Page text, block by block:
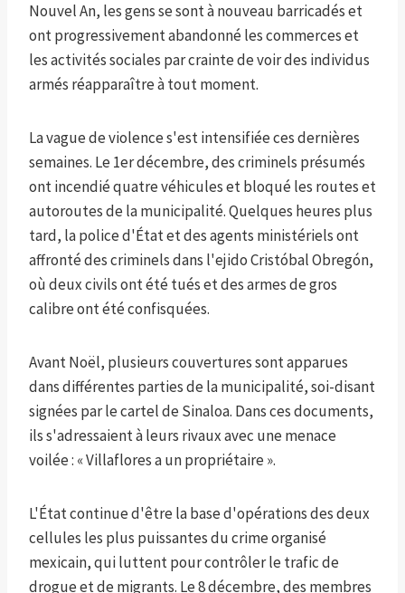
Nouvel An, les gens se sont à nouveau barricadés et
ont progressivement abandonné les commerces et
les activités sociales par crainte de voir des individus
armés réapparaître à tout moment.
La vague de violence s'est intensifiée ces dernières
semaines. Le 1er décembre, des criminels présumés
ont incendié quatre véhicules et bloqué les routes et
autoroutes de la municipalité. Quelques heures plus
tard, la police d'État et des agents ministériels ont
affronté des criminels dans l'ejido Cristóbal Obregón,
où deux civils ont été tués et des armes de gros
calibre ont été confisquées.
Avant Noël, plusieurs couvertures sont apparues
dans différentes parties de la municipalité, soi-disant
signées par le cartel de Sinaloa. Dans ces documents,
ils s'adressaient à leurs rivaux avec une menace
voilée : « Villaflores a un propriétaire ».
L'État continue d'être la base d'opérations des deux
cellules les plus puissantes du crime organisé
mexicain, qui luttent pour contrôler le trafic de
drogue et de migrants. Le 8 décembre, des membres